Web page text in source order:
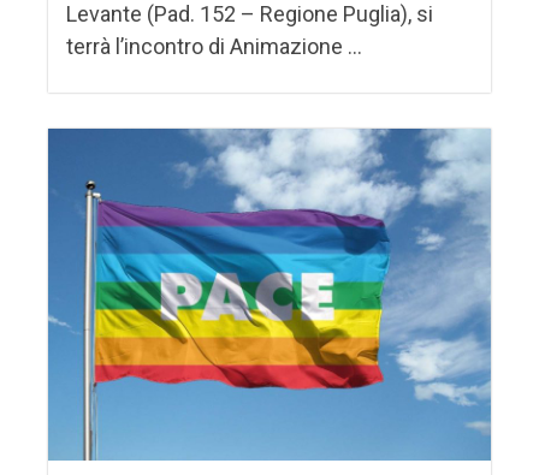
Levante (Pad. 152 – Regione Puglia), si
terrà l’incontro di Animazione ...